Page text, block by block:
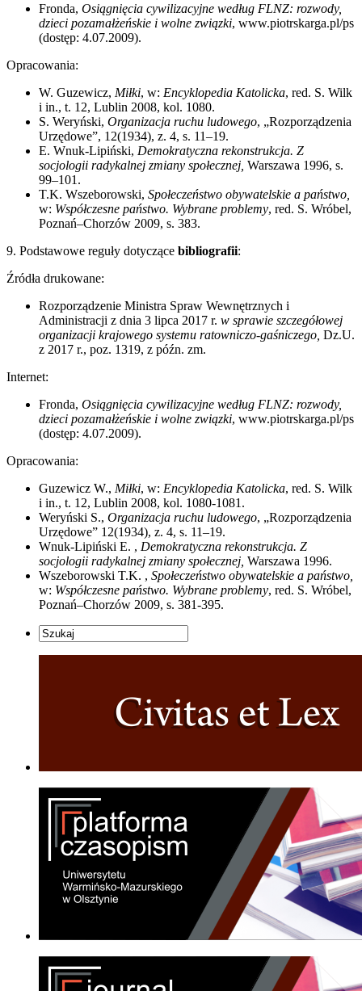
Fronda, Osiągnięcia cywilizacyjne według FLNZ: rozwody,
dzieci pozamałżeńskie i wolne związki, www.piotrskarga.pl/ps
(dostęp: 4.07.2009).
Opracowania:
W. Guzewicz, Miłki, w: Encyklopedia Katolicka, red. S. Wilk
i in., t. 12, Lublin 2008, kol. 1080.
S. Weryński, Organizacja ruchu ludowego, „Rozporządzenia
Urzędowe”, 12(1934), z. 4, s. 11–19.
E. Wnuk-Lipiński, Demokratyczna rekonstrukcja. Z
socjologii radykalnej zmiany społecznej, Warszawa 1996, s.
99–101.
T.K. Wszeborowski, Społeczeństwo obywatelskie a państwo,
w: Współczesne państwo. Wybrane problemy, red. S. Wróbel,
Poznań–Chorzów 2009, s. 383.
9. Podstawowe reguły dotyczące bibliografii:
Źródła drukowane:
Rozporządzenie Ministra Spraw Wewnętrznych i
Administracji z dnia 3 lipca 2017 r. w sprawie szczegółowej
organizacji krajowego systemu ratowniczo-gaśniczego, Dz.U.
z 2017 r., poz. 1319, z późn. zm.
Internet:
Fronda, Osiągnięcia cywilizacyjne według FLNZ: rozwody,
dzieci pozamałżeńskie i wolne związki, www.piotrskarga.pl/ps
(dostęp: 4.07.2009).
Opracowania:
Guzewicz W., Miłki, w: Encyklopedia Katolicka, red. S. Wilk
i in., t. 12, Lublin 2008, kol. 1080-1081.
Weryński S., Organizacja ruchu ludowego, „Rozporządzenia
Urzędowe” 12(1934), z. 4, s. 11–19.
Wnuk-Lipiński E. , Demokratyczna rekonstrukcja. Z
socjologii radykalnej zmiany społecznej, Warszawa 1996.
Wszeborowski T.K. , Społeczeństwo obywatelskie a państwo,
w: Współczesne państwo. Wybrane problemy, red. S. Wróbel,
Poznań–Chorzów 2009, s. 381-395.